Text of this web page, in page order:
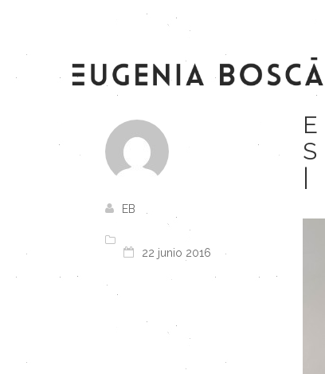
EB
22 junio 2016